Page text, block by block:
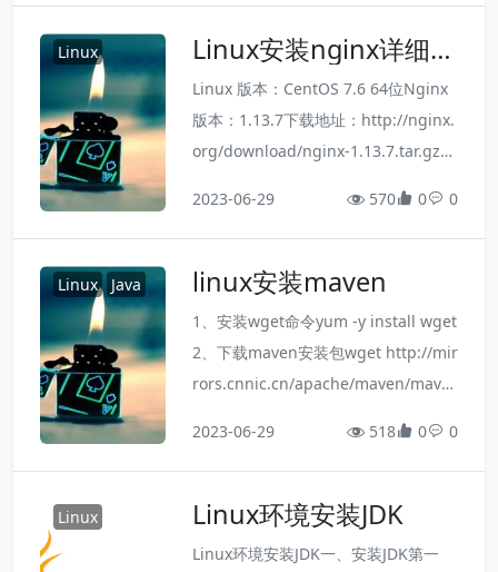
录了（之前是没有的）：接下来就可以
给我们的字体库中添加中文字体了。
Linux
Linux安装nginx详细步
骤
Linux 版本：CentOS 7.6 64位Nginx
版本：1.13.7下载地址：http://nginx.
org/download/nginx-1.13.7.tar.gz在
gcc、pcre-devel、zlib-devel、open
ssl-devel。由于我这是刚在阿里云新
买的服务器，所以什么都没有安装，下
2023-06-29 570 0 0
Linux Java linux安装maven
1、安装wget命令yum -y install wget
2、下载maven安装包wget http://mir
rors.cnnic.cn/apache/maven/mave
3.5.4-bin.tar.gz3.解压maven安装包t
ar -zxvf apache-maven-3.5.4-bin.ta
r.gz4.配置mavenvi...
2023-06-29 518 0 0
Linux Linux环境安装JDK
Linux环境安装JDK一、安装JDK第一